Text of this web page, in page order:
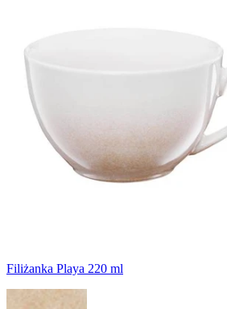
Filiżanka Playa 220 ml